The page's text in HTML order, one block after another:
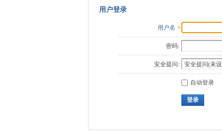
用户登录
用户名
密码:
安全提问:
自动登录
登录